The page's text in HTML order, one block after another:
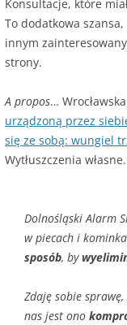
Konsultacje, które
To dodatkowa
innym
strony.
A propos…
urządzoną przez
się ze sobą: wungiel
Wytłuszczenia własne.
Dolnośląski Alarm
w piecach i
sposób, by
Zdaję sobie
nas jest ono